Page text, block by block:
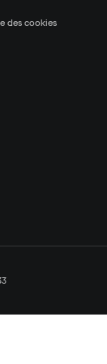
des cookies